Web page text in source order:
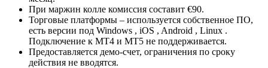
При маржин колле комиссия составит €90.
Торговые платформы – используется собственное ПО,
есть версии под Windows , iOS , Android , Linux .
Подключение к МТ4 и МТ5 не поддерживается.
Предоставляется демо-счет, ограничения по сроку
действия не вводятся.